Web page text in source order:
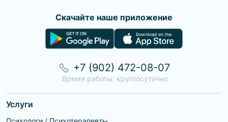
Скачайте наше приложение
Услуги
+7 (902) 472-08-07
Время работы: круглосуточно